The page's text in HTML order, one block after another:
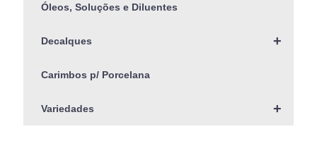
Óleos, Soluções e Diluentes
+
Decalques
Carimbos p/ Porcelana
+
Variedades